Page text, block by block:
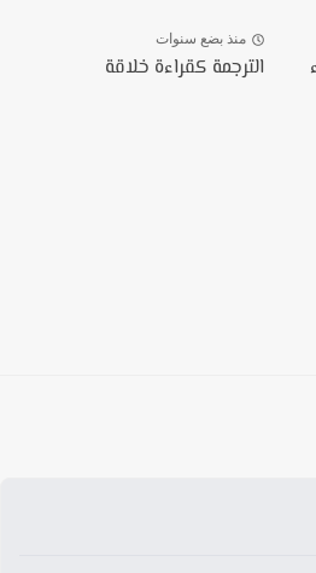
منذ بضع سنوات
الترجمة كقراءة خلاقة